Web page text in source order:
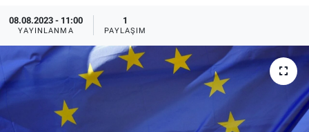
08.08.2023 - 11:00
YAYINLANMA
1
PAYLAŞIM
Politika
SPOR
YAŞAM